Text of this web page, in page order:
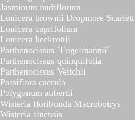
Jasminum nudiflorum
Lonicera brownii Dropmore Scarlett
Lonicera caprifolium
Lonicera heckrottii
Parthenocissus ´Engelmannii´
Parthenocissus quinquifolia
Parthenocissus Veitchii
Passiflora caerula
Polygonum aubertii
Wisteria floribunda Macrobotrys
Wisteria sinensis